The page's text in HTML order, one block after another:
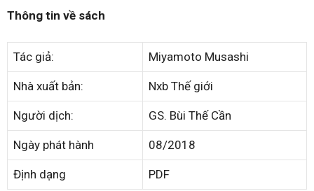
Thông tin về sách
Tác giả: Miyamoto Musashi
Nhà xuất bản: Nxb Thế giới
Người dịch: GS. Bùi Thế Cần
Ngày phát hành 08/2018
Định dạng PDF